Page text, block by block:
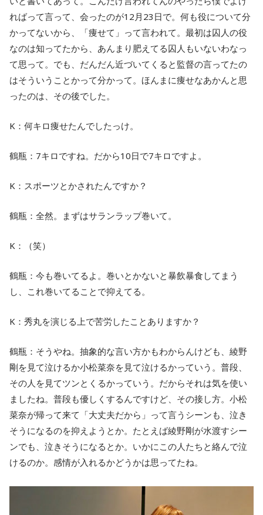
ればって言って、会ったのが12月23日で。何も役について分
かってないから、「痩せて」って言われて。最初は囚人の役
なのは知ってたから、あんまり肥えてる囚人もいないわなっ
て思って。でも、だんだん近づいてくると監督の言ってたの
はそういうことかって分かって。ほんまに痩せなあかんと思
ったのは、その後でした。
K：何キロ痩せたんでしたっけ。
鶴瓶：7キロですね。だから10日で7キロですよ。
K：スポーツとかされたんですか？
鶴瓶：全然。まずはサランラップ巻いて。
K：（笑）
鶴瓶：今も巻いてるよ。巻いとかないと暴飲暴食してまう
し、これ巻いてることで抑えてる。
K：秀丸を演じる上で苦労したことありますか？
鶴瓶：そうやね。抽象的な言い方かもわからんけども、綾野
剛を見て泣けるか小松菜奈を見て泣けるかっていう。普段、
その人を見てツンとくるかっていう。だからそれは気を使い
ましたね。普段も優しくするんですけど、その接し方。小松
菜奈が帰って来て「大丈夫だから」って言うシーンも、泣き
そうになるのを抑えようとか。たとえば綾野剛が水渡すシー
ンでも、泣きそうになるとか。いかにこの人たちと絡んで泣
けるのか。感情が入れるかどうかは思ってたね。